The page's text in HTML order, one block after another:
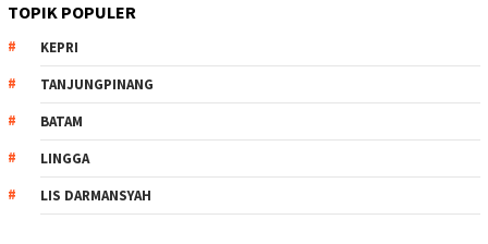
TOPIK POPULER
KEPRI
TANJUNGPINANG
BATAM
LINGGA
LIS DARMANSYAH